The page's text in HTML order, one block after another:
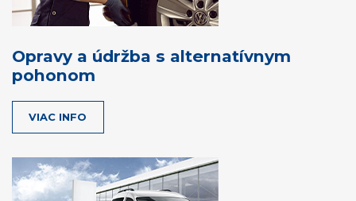
Opravy a údržba s alternatívnym
pohonom
VIAC INFO